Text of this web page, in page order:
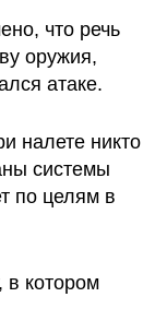
что речь
оружия,
атаке.
налете никто
системы
по целям в
в котором